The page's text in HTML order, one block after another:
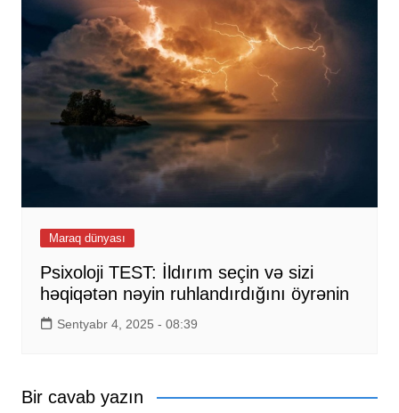
Maraq dünyası
Psixoloji TEST: İldırım seçin və sizi
həqiqətən nəyin ruhlandırdığını öyrənin
Sentyabr 4, 2025 - 08:39
Bir cavab yazın